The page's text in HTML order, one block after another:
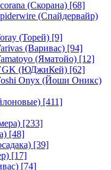
(Скорана) [68]
(Спайдервайр)
(Торей) [9]
(Варивас) [94]
(Яматойо) [12]
(ЮДжиКей) [62]
Onyx (Йоши Оникс)
[411]
[233]
[48]
[39]
[17]
[74]